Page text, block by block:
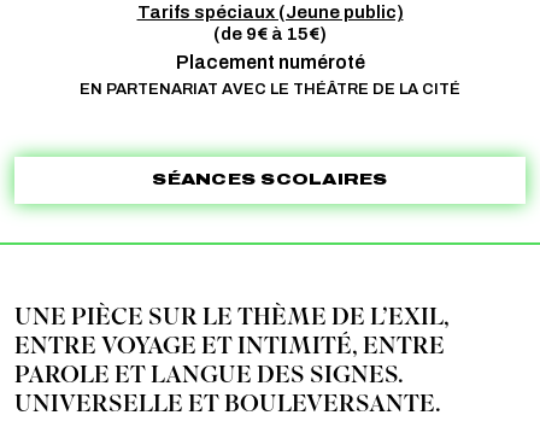
Tarifs spéciaux (Jeune public)
(de 9€ à 15€)
Placement numéroté
EN PARTENARIAT AVEC LE THÉÂTRE DE LA CITÉ
SÉANCES SCOLAIRES
UNE PIÈCE SUR LE THÈME DE L’EXIL,
ENTRE VOYAGE ET INTIMITÉ, ENTRE
PAROLE ET LANGUE DES SIGNES.
UNIVERSELLE ET BOULEVERSANTE.